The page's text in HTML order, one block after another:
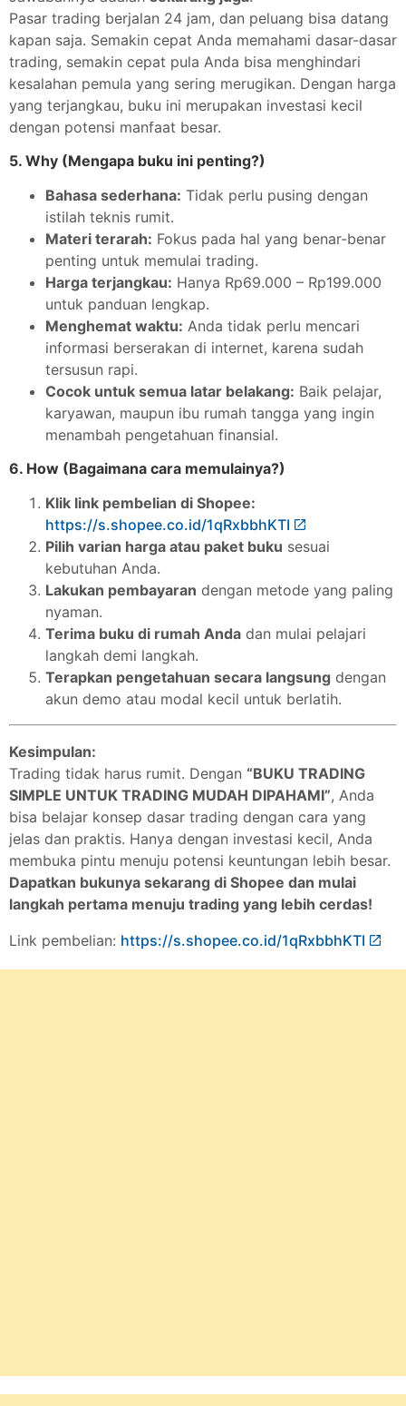
Pasar trading berjalan 24 jam, dan peluang bisa datang
kapan saja. Semakin cepat Anda memahami dasar-dasar
trading, semakin cepat pula Anda bisa menghindari
kesalahan pemula yang sering merugikan. Dengan harga
yang terjangkau, buku ini merupakan investasi kecil
dengan potensi manfaat besar.
5. Why (Mengapa buku ini penting?)
Bahasa sederhana: Tidak perlu pusing dengan
istilah teknis rumit.
Materi terarah: Fokus pada hal yang benar-benar
penting untuk memulai trading.
Harga terjangkau: Hanya Rp69.000 – Rp199.000
untuk panduan lengkap.
Menghemat waktu: Anda tidak perlu mencari
informasi berserakan di internet, karena sudah
tersusun rapi.
Cocok untuk semua latar belakang: Baik pelajar,
karyawan, maupun ibu rumah tangga yang ingin
menambah pengetahuan finansial.
6. How (Bagaimana cara memulainya?)
Klik link pembelian di Shopee:
https://s.shopee.co.id/1qRxbbhKTI
Pilih varian harga atau paket buku sesuai
kebutuhan Anda.
Lakukan pembayaran dengan metode yang paling
nyaman.
Terima buku di rumah Anda dan mulai pelajari
langkah demi langkah.
Terapkan pengetahuan secara langsung dengan
akun demo atau modal kecil untuk berlatih.
Kesimpulan:
Trading tidak harus rumit. Dengan “BUKU TRADING
SIMPLE UNTUK TRADING MUDAH DIPAHAMI”, Anda
bisa belajar konsep dasar trading dengan cara yang
jelas dan praktis. Hanya dengan investasi kecil, Anda
membuka pintu menuju potensi keuntungan lebih besar.
Dapatkan bukunya sekarang di Shopee dan mulai
langkah pertama menuju trading yang lebih cerdas!
Link pembelian: https://s.shopee.co.id/1qRxbbhKTI